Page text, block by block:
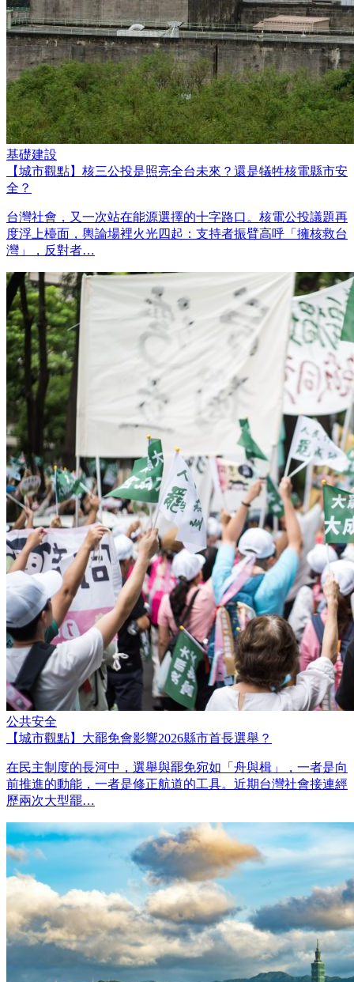
基礎建設
【城市觀點】核三公投是照亮全台未來？還是犠牲核電縣市安
全？
台灣社會，又一次站在能源選擇的十字路口。核電公投議題再
度浮上檯面，輿論場裡火光四起：支持者振臂高呼「擁核救台
灣」，反對者…
公共安全
【城市觀點】大罷免會影響2026縣市首長選舉？
在民主制度的長河中，選舉與罷免宛如「舟與楫」，一者是向
前推進的動能，一者是修正航道的工具。近期台灣社會接連經
歷兩次大型罷…